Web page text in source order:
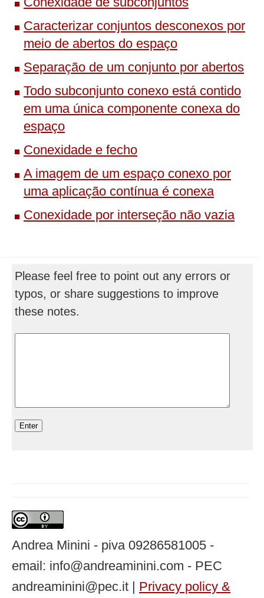
Caracterizar conjuntos desconexos por
meio de abertos do espaço
Separação de um conjunto por abertos
Todo subconjunto conexo está contido
em uma única componente conexa do
espaço
Conexidade e fecho
A imagem de um espaço conexo por
uma aplicação contínua é conexa
Conexidade por interseção não vazia
Please feel free to point out any errors or
typos, or share suggestions to improve
these notes.
Andrea Minini - piva 09286581005 -
email: info@andreaminini.com - PEC
andreaminini@pec.it | Privacy policy &